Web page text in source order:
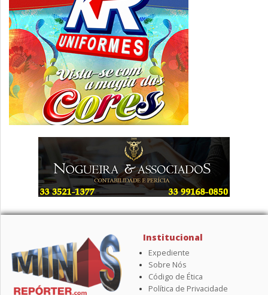
Institucional
Expediente
Sobre Nós
Código de Ética
Política de Privacidade